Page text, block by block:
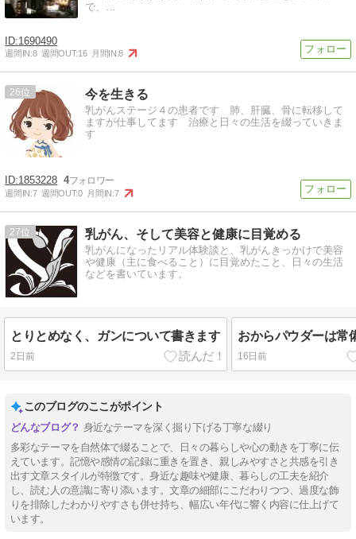
で、…
1690490
週間IN:8 週間OUT:16 月間IN:8
26 今を生きる
乳がんステージ４の患者です 肺、肝臓、骨に転移して
ますが仕事してます 治療と日々の生活を綴っていきま
す
1853228 4
週間IN:7 週間OUT:0 月間IN:7
27 乳がん、そして美容と健康に目覚める
乳がんになったリアル体験談と、乳がんきっかけで美容
や健康（主に食べること）に目覚めたこと、日々の生活
などを書いています。
とりとめなく、ガンについて書きます
2日前
おからパウダーは常
16日前
このブログのここがポイント
身近なテーマを深く掘り下げる丁寧な綴り
多彩なテーマを自然体で綴ることで、日々の暮らしや心の動きを丁寧に伝
えています。記憶や感情の記録に重きを置き、親しみやすさと共感を引き
出す文章スタイルが特徴です。身近な趣味や健康、暮らしの工夫を紹介
し、読む人の意識に寄り添います。文章の細部にこだわりつつ、過度な飾
りを排除したわかりやすさも併せ持ち、幅広い年代に響く内容に仕上げて
います。